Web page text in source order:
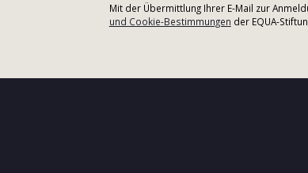
Mit der Übermittlung Ihrer E-Mail zur
und Cookie-Bestimmungen der EQUA-